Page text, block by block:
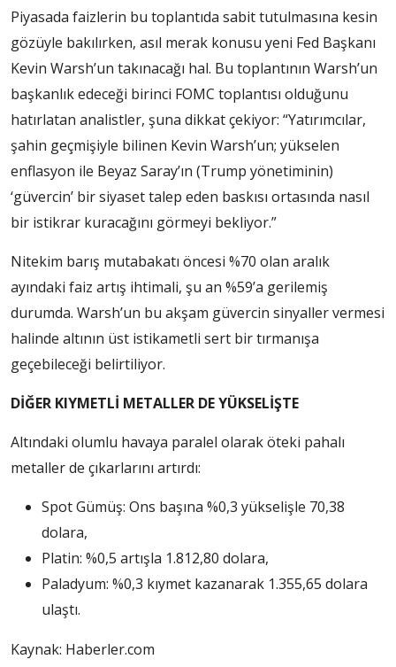
Piyasada faizlerin bu toplantıda sabit tutulmasına kesin
gözüyle bakılırken, asıl merak konusu yeni Fed Başkanı
Kevin Warsh’un takınacağı hal. Bu toplantının Warsh’un
başkanlık edeceği birinci FOMC toplantısı olduğunu
hatırlatan analistler, şuna dikkat çekiyor: “Yatırımcılar,
şahin geçmişiyle bilinen Kevin Warsh’un; yükselen
enflasyon ile Beyaz Saray’ın (Trump yönetiminin)
‘güvercin’ bir siyaset talep eden baskısı ortasında nasıl
bir istikrar kuracağını görmeyi bekliyor.”
Nitekim barış mutabakatı öncesi %70 olan aralık
ayındaki faiz artış ihtimali, şu an %59’a gerilemiş
durumda. Warsh’un bu akşam güvercin sinyaller vermesi
halinde altının üst istikametli sert bir tırmanışa
geçebileceği belirtiliyor.
DİĞER KIYMETLİ METALLER DE YÜKSELİŞTE
Altındaki olumlu havaya paralel olarak öteki pahalı
metaller de çıkarlarını artırdı:
Spot Gümüş: Ons başına %0,3 yükselişle 70,38
dolara,
Platin: %0,5 artışla 1.812,80 dolara,
Paladyum: %0,3 kıymet kazanarak 1.355,65 dolara
ulaştı.
Kaynak: Haberler.com